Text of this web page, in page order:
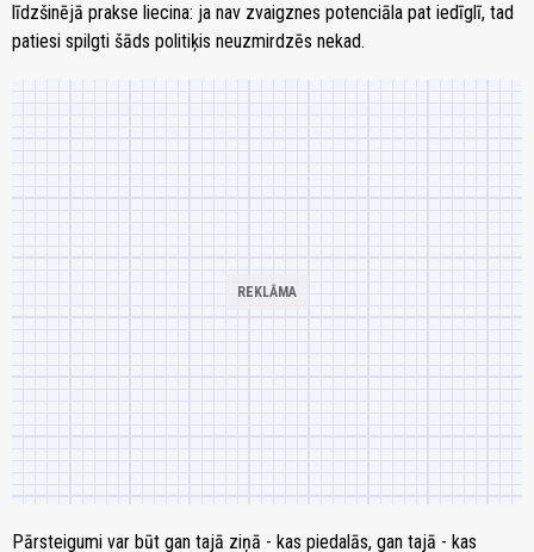
līdzšinējā prakse liecina: ja nav zvaigznes potenciāla pat iedīglī, tad
patiesi spilgti šāds politiķis neuzmirdzēs nekad.
Pārsteigumi var būt gan tajā ziņā - kas piedalās, gan tajā - kas